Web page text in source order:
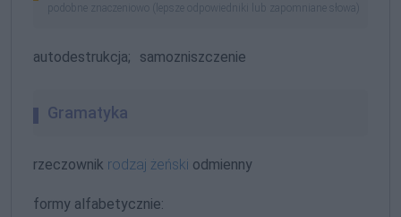
podobne znaczeniowo (lepsze odpowiedniki lub zapomniane słowa)
autodestrukcja; samozniszczenie
Gramatyka
rzeczownik rodzaj żeński odmienny
formy alfabetycznie: